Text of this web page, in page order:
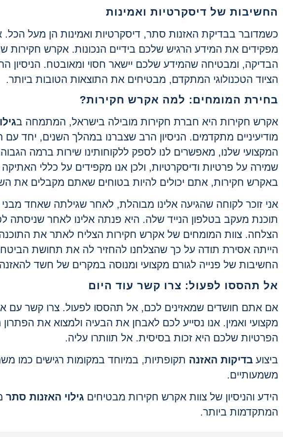
החשיבות של דיסקרטיות ואמינות
כשמדובר בבדיקת האזנות סתר, דיסקרטיות ואמינות הן מעל
מפקידים את המידע הרגיש שלכם בידיים הנכונות. אקרש
הבדיקה, ומבטיחה שהמידע שלכם יישאר חסוי ומאובטח.
הציוד הטכנולוגי המתקדם, מבטיחים את התוצאות הטובות ביותר.
בחירת המומחים: למה אקרש חקירות?
אקרש חקירות היא חברת חקירות מובילה בישראל, המתמחה ב
מודיעיניים מתקדמים. הניסיון הרב שצברנו במהלך השנים, יחד עם
המקצועי שלנו, מאפשרים לנו לספק ללקוחותינו שירות ברמה
שמירה על פרטיות ודיסקרטיות, ולכן אנו מקפידים על כללי
באקרש חקירות, אתם יכולים להיות בטוחים שאתם מקבלים את
אני זוכר לקוחה שהגיעה אלינו מבוהלת, לאחר שגילתה שאחד
תוכנת מעקב בטלפון הנייד שלה. היא פנתה אלינו לאחר
הצלחה. צוות המומחים של אקרש חקירות הצליח לאתר את
הייתה אסירת תודה על כך שהצלחנו להחזיר לה את תחושת
החשיבות של פנייה לגורם מקצועי ומנוסה במקרים של חשד
אל תהססו לפעול: צרו קשר עוד היום
אם אתם חושדים שמאזינים לכם, אל תהססו לפעול. צרו קשר עם
מקצועי ואמין. אנו נסייע לכם לאבחן את הבעיה ולמצוא את
הפרטיות שלכם היא זכות בסיסית. אל תוותרו עליה.
ביצוע בדיקות האזנה תקופתיות, במיוחד במקומות רגישים כמו
משמעותיים.
הידע והניסיון של צוות אקרש חקירות מבטיחים גילוי האזנות סתר
המתקדמות ביותר.